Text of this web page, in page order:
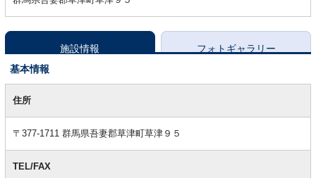
施設情報
フォトギャラリー
基本情報
本住所
〒377-1711 群馬県吾妻郡草津町草津９５
TEL/FAX